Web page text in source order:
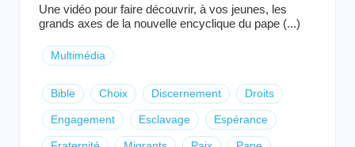
Une vidéo pour faire découvrir, à vos jeunes, les
grands axes de la nouvelle encyclique du pape (...)
Multimédia
Bible Choix Discernement Droits
Engagement Esclavage Espérance